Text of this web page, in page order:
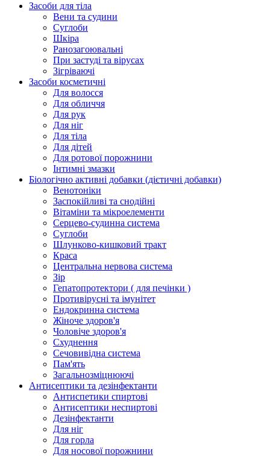
Засоби для тіла
Вени та судини
Суглоби
Шкіра
Ранозагоювальні
При застуді та вірусах
Зігріваючі
Засоби косметичні
Для волосся
Для обличчя
Для рук
Для ніг
Для тіла
Для дітей
Для ротової порожнини
Інтимні змазки
Біологічно активні добавки (дієтичні добавки)
Венотоніки
Заспокійливі та снодійні
Вітаміни та мікроелементи
Серцево-судинна система
Суглоби
Шлунково-кишковий тракт
Краса
Центральна нервова система
Зір
Гепатопротектори ( для печінки )
Противірусні та імунітет
Ендокринна система
Жіноче здоров'я
Чоловіче здоров'я
Схуднення
Сечовивідна система
Пам'ять
Загальнозміцнюючі
Антисептики та дезінфектанти
Антиспетики спиртові
Антисептики неспиртові
Дезінфектанти
Для ніг
Для горла
Для носової порожнини